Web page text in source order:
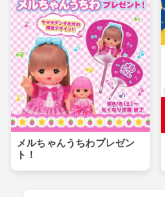
メルちゃんうちわプレゼン
ト！